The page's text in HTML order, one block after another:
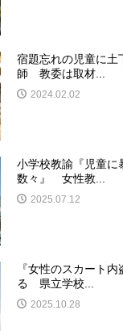
宿題忘れの児童に土
師 教委は取材...
2024.02.02
小学校教諭『児童に
数々』 女性教...
2025.07.12
『女性のスカート
る 県立学校...
2025.10.28